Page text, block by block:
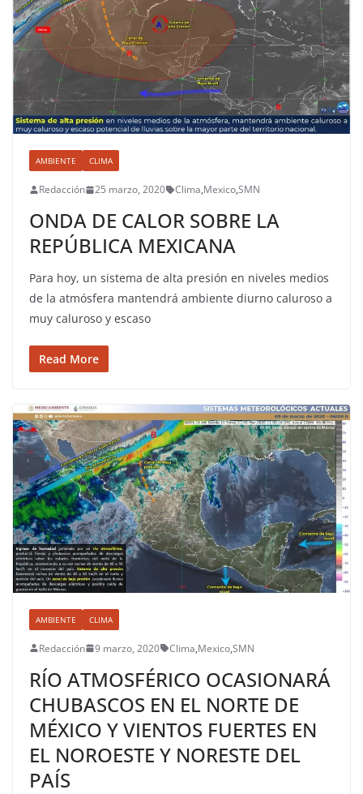
AMBIENTE CLIMA
Redacción 25 marzo, 2020 Clima,Mexico,SMN
ONDA DE CALOR SOBRE LA
REPÚBLICA MEXICANA
Para hoy, un sistema de alta presión en niveles medios
de la atmósfera mantendrá ambiente diurno caluroso a
muy caluroso y escaso
Read More
AMBIENTE CLIMA
Redacción 9 marzo, 2020 Clima,Mexico,SMN
RÍO ATMOSFÉRICO OCASIONARÁ
CHUBASCOS EN EL NORTE DE
MÉXICO Y VIENTOS FUERTES EN
EL NOROESTE Y NORESTE DEL
PAÍS